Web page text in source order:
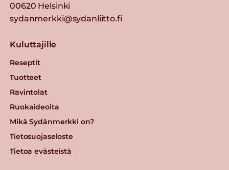
00620 Helsinki
sydanmerkki@sydanliitto.fi
Kuluttajille
Reseptit
Tuotteet
Ravintolat
Ruokaideoita
Mikä Sydänmerkki on?
Tietosuojaseloste
Tietoa evästeistä